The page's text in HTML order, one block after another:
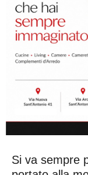
Si va sempre